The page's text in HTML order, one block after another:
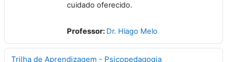
cuidado oferecido.
Professor: Dr. Hiago Melo
Trilha de Aprendizagem - Psicopedagogia